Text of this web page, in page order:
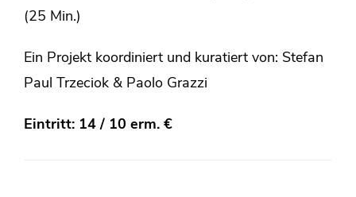
(25 Min.)
Ein Projekt koordiniert und kuratiert von: Stefan
Paul Trzeciok & Paolo Grazzi
Eintritt: 14 / 10 erm. €